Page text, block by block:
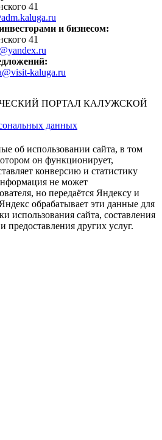
41
и бизнесом:
41
kaluga.ru
ПОРТАЛ КАЛУЖСКОЙ
данных
об использовании сайта, в том
он функционирует,
конверсию и статистику
не может
но передаётся Яндексу и
обрабатывает эти данные для
использования сайта, составления
предоставления других услуг.